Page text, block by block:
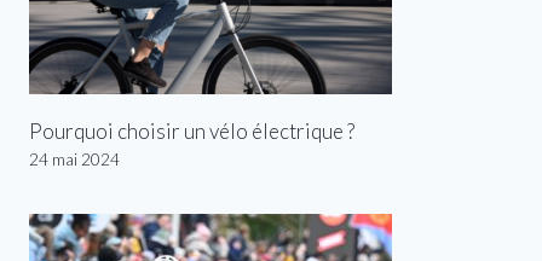
Pourquoi choisir un vélo électrique ?
24 mai 2024